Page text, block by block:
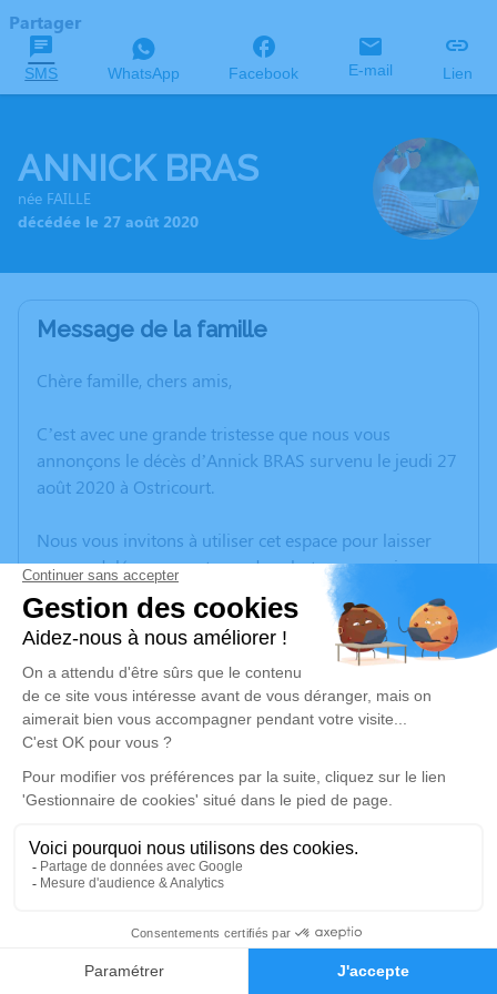
Faire-part Hommages
Partager
SMS WhatsApp Facebook E-mail Lien
ANNICK BRAS
née FAILLE
décédée le 27 août 2020
Message de la famille
Chère famille, chers amis,
C’est avec une grande tristesse que nous vous
annonçons le décès d’Annick BRAS survenu le jeudi 27
août 2020 à Ostricourt.
Nous vous invitons à utiliser cet espace pour laisser
vos condoléances, partager des photos souvenirs, une
anecdote ou exprimer vos pensées à travers des
poèmes ou des textes. Cet endroit est un lieu
d'expression dédié à honorer la mémoire d’Annick
BRAS.
Un service de plantation d’arbre hommage est
disponible ici.
Je rends hommage
Cérémonie religieuse
Église Saint Vaast d'Ostricourt
59162 Ostricourt